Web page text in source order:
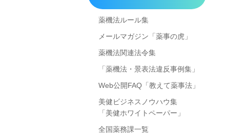
薬機法ルール集
メールマガジン「薬事の虎」
薬機法関連法令集
「薬機法・景表法違反事例集」
Web公開FAQ「教えて薬事法」
美健ビジネスノウハウ集
「美健ホワイトペーパー」
全国薬務課一覧